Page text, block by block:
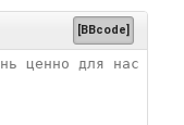
[BBcode]